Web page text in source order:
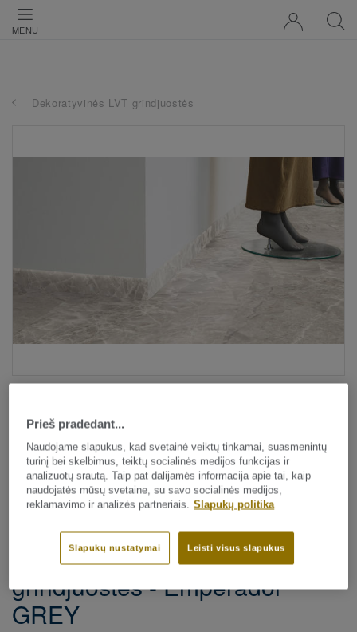
MENU
Dekoratyvinės LVT grindjuostės
Visi dekorai (175)
Visi priedai|Apdaila|Grindjuostės
Dekoratyvinės LVT
grindjuostės - Emperador
GREY
Prieš pradedant...
Naudojame slapukus, kad svetainė veiktų tinkamai, suasmenintų
turinį bei skelbimus, teiktų socialinės medijos funkcijas ir
analizuotų srautą. Taip pat dalijamės informacija apie tai, kaip
naudojatės mūsų svetaine, su savo socialinės medijos,
reklamavimo ir analizės partneriais. Slapukų politika
Leisti visus slapukus
Slapukų nustatymai